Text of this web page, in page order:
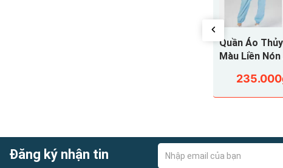
Quần Áo
Màu Liền Nón
Đăng ký nhận tin